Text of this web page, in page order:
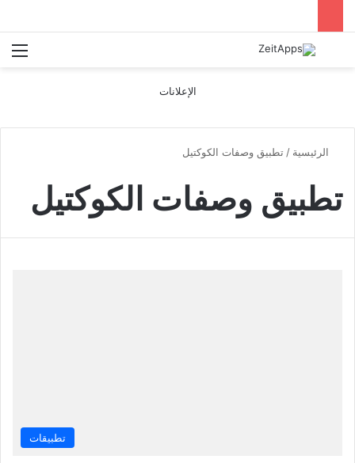
بحث عن
الإعلانات
الرئيسية / تطبيق وصفات الكوكتيل
تطبيق وصفات الكوكتيل
تطبيقات